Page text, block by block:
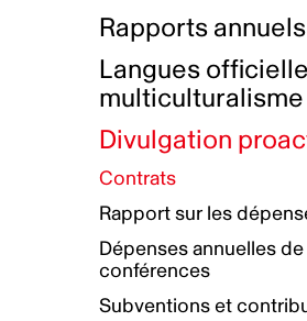
Initiatives
Plan de réconciliation
Groupe de travail
Principes
harcèlement
Plan d’action
Plan d'équité, de
d'inclusion et
Boîte à outils pour le
Collecte de données
Plan
Rémunération et
Prix et
Nos valeurs
Rapports annuels
Langues
multiculturalisme
Divulgation
Contrats
Rapport sur les
Dépenses annuelles
conférences
Subventions et